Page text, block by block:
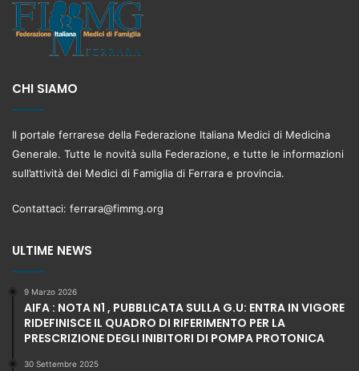
CHI SIAMO
Il portale ferrarese della Federazione Italiana Medici di Medicina
Generale. Tutte le novità sulla Federazione, e tutte le informazioni
sull’attività dei Medici di Famiglia di Ferrara e provincia.
Contattaci: ferrara@fimmg.org
ULTIME NEWS
9 Marzo 2026
AIFA : NOTA N1 , PUBBLICATA SULLA G.U: ENTRA IN VIGORE
RIDEFINISCE IL QUADRO DI RIFERIMENTO PER LA
PRESCRIZIONE DEGLI INIBITORI DI POMPA PROTONICA
30 Settembre 2025